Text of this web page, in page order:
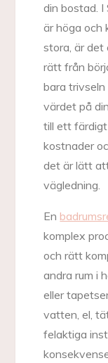
din bostad. I
är höga och
stora, är
rätt från
bara trivseln
värdet på
till ett
kostnader
det är lätt
vägledning.
En
komplex
och rätt
andra rum i
eller
vatten, el,
felaktiga